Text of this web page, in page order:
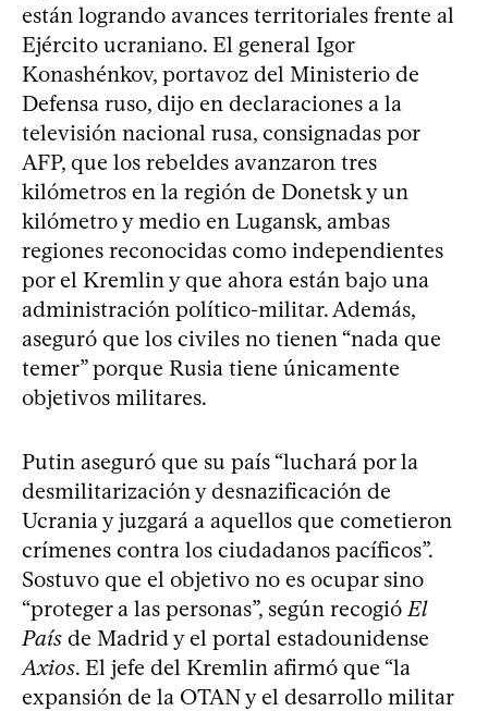
están logrando avances territoriales frente al
Ejército ucraniano. El general Igor
Konashénkov, portavoz del Ministerio de
Defensa ruso, dijo en declaraciones a la
televisión nacional rusa, consignadas por
AFP, que los rebeldes avanzaron tres
kilómetros en la región de Donetsk y un
kilómetro y medio en Lugansk, ambas
regiones reconocidas como independientes
por el Kremlin y que ahora están bajo una
administración político-militar. Además,
aseguró que los civiles no tienen “nada que
temer” porque Rusia tiene únicamente
objetivos militares.
Putin aseguró que su país “luchará por la
desmilitarización y desnazificación de
Ucrania y juzgará a aquellos que cometieron
crímenes contra los ciudadanos pacíficos”.
Sostuvo que el objetivo no es ocupar sino
“proteger a las personas”, según recogió El
País de Madrid y el portal estadounidense
Axios. El jefe del Kremlin afirmó que “la
expansión de la OTAN y el desarrollo militar